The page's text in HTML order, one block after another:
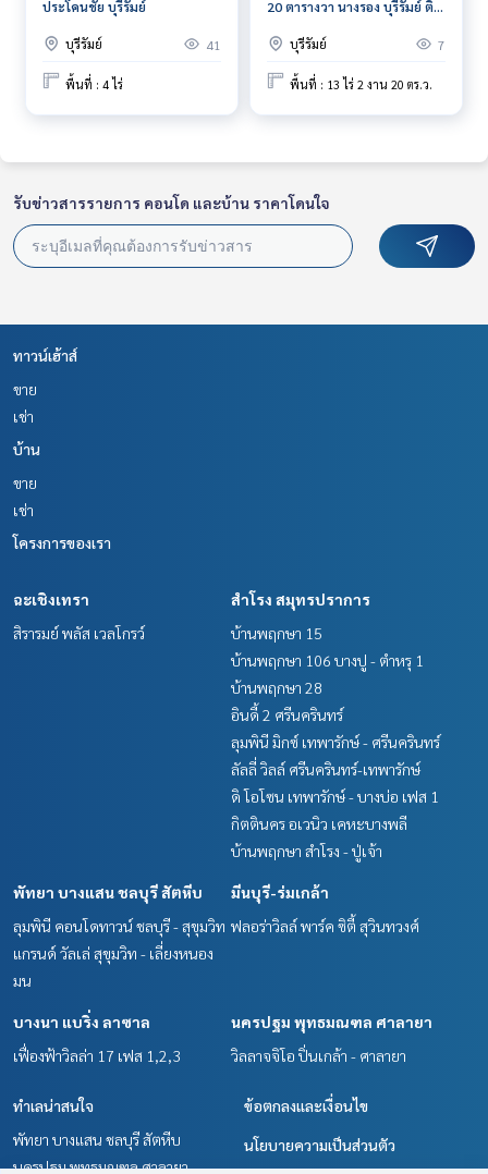
ประโคนชัย บุรีรัมย์
บุรีรัมย์ 41
พื้นที่ : 4 ไร่
20 ตารางวา นางรอง บุรีรัมย์ ติด
บุรีรัมย์
7
พื้นที่ : 13 ไร่ 2 งาน 20 ตร.ว.
รับข่าวสารรายการ คอนโด และบ้าน ราคาโดนใจ
ทาวน์เฮ้าส์
ขาย
เช่า
บ้าน
ขาย
เช่า
โครงการของเรา
ฉะเชิงเทรา
สิรารมย์ พลัส เวลโกรว์
สำโรง สมุทรปราการ
บ้านพฤกษา 15
บ้านพฤกษา 106 บางปู - ตำหรุ 1
บ้านพฤกษา 28
อินดี้ 2 ศรีนครินทร์
ลุมพินี มิกซ์ เทพารักษ์ - ศรีนครินทร์
ลัลลี่ วิลล์ ศรีนครินทร์-เทพารักษ์
ดิ โอโซน เทพารักษ์ - บางบ่อ เฟส 1
กิตตินคร อเวนิว เคหะบางพลี
บ้านพฤกษา สำโรง - ปู่เจ้า
พัทยา บางแสน ชลบุรี สัตหีบ
ลุมพินี คอนโดทาวน์ ชลบุรี - สุขุมวิท
แกรนด์ วัลเล่ สุขุมวิท - เลี่ยงหนอง
มน
มีนบุรี-ร่มเกล้า
ฟลอร่าวิลล์ พาร์ค ซิตี้ สุวินทวงศ์
บางนา แบริ่ง ลาซาล
เฟื่องฟ้าวิลล่า 17 เฟส 1,2,3
นครปฐม พุทธมณฑล ศาลายา
วิลลาจจิโอ ปิ่นเกล้า - ศาลายา
ทำเลน่าสนใจ
พัทยา บางแสน ชลบุรี สัตหีบ
นครปฐม พุทธมณฑล ศาลายา
ข้อตกลงและเงื่อนไข
นโยบายความเป็นส่วนตัว